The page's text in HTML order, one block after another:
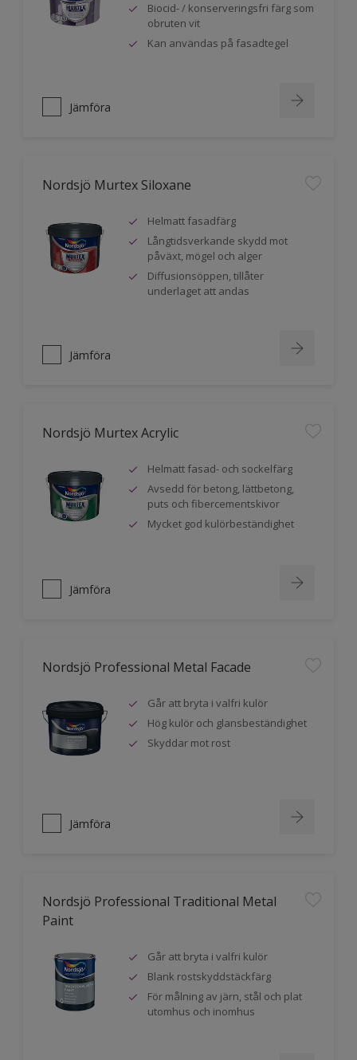
Biocid- / konserveringsfri färg som
obruten vit
Kan användas på fasadtegel
Jämföra
Nordsjö Murtex Siloxane
Helmatt fasadfärg
Långtidsverkande skydd mot
påväxt, mögel och alger
Diffusionsöppen, tillåter
underlaget att andas
Jämföra
Nordsjö Murtex Acrylic
Helmatt fasad- och sockelfärg
Avsedd för betong, lättbetong,
puts och fibercementskivor
Mycket god kulörbeständighet
Jämföra
Nordsjö Professional Metal Facade
Går att bryta i valfri kulör
Hög kulör och glansbeständighet
Skyddar mot rost
Jämföra
Nordsjö Professional Traditional Metal
Paint
Går att bryta i valfri kulör
Blank rostskyddstäckfärg
För målning av järn, stål och plat
utomhus och inomhus